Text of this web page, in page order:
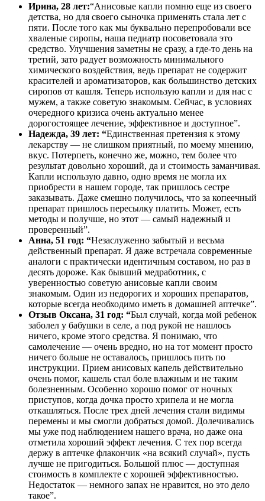
Ирина, 28 лет:“Анисовые капли помню еще из своего
детства, но для своего сыночка применять стала лет с
пяти. После того как мы буквально перепробовали все
хваленые сиропы, наша педиатр посоветовала это
средство. Улучшения заметны не сразу, а где-то день на
третий, зато радует возможность минимального
химического воздействия, ведь препарат не содержит
красителей и ароматизаторов, как большинство детских
сиропов от кашля. Теперь использую капли и для нас с
мужем, а также советую знакомым. Сейчас, в условиях
очередного кризиса очень актуально менее
дорогостоящее лечение, эффективное и доступное”.
Надежда, 39 лет: “Единственная претензия к этому
лекарству — не слишком приятный, по моему мнению,
вкус. Потерпеть, конечно же, можно, тем более что
результат довольно хороший, да и стоимость заманчивая.
Капли использую давно, одно время не могла их
приобрести в нашем городе, так пришлось сестре
заказывать. Даже смешно получилось, что за копеечный
препарат пришлось пересылку платить. Может, есть
методы и получше, но этот — самый надежный и
проверенный”.
Анна, 51 год: “Незаслуженно забытый и весьма
действенный препарат. Я даже встречала современные
аналоги с практически идентичным составом, но раз в
десять дороже. Как бывший медработник, с
уверенностью советую анисовые капли своим
знакомым. Один из недорогих и хороших препаратов,
которые всегда необходимо иметь в домашней аптечке”.
Отзыв Оксана, 31 год: “Был случай, когда мой ребенок
заболел у бабушки в селе, а под рукой не нашлось
ничего, кроме этого средства. Я понимаю, что
самолечение — очень вредно, но на тот момент просто
ничего больше не оставалось, пришлось пить по
инструкции. Прием анисовых капель действительно
очень помог, кашель стал боле влажным и не таким
болезненным. Особенно хорошо помог от ночных
приступов, когда дочка просто хрипела и не могла
откашляться. После трех дней лечения стали видимы
перемены и мы смогли добраться домой. Долечивались
мы уже под наблюдением нашего врача, но даже она
отметила хороший эффект лечения. С тех пор всегда
держу в аптечке флакончик «на всякий случай», пусть
лучше не пригодиться. Большой плюс — доступная
стоимость в комплекте с хорошей эффективностью.
Недостаток — немного запах не нравится, но это дело
такое”.